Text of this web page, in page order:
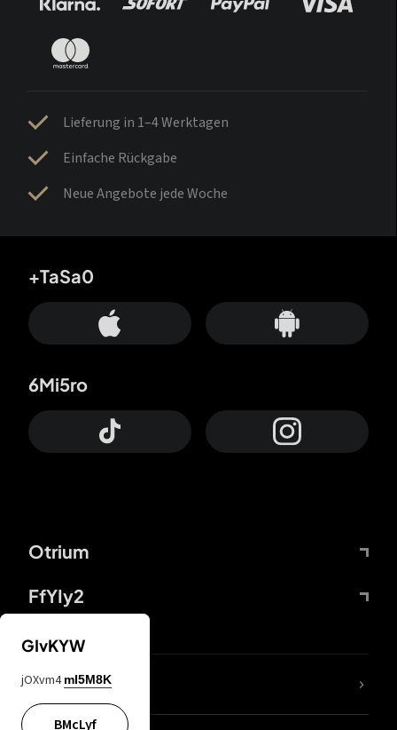
Lieferung in 1–4 Werktagen
Einfache Rückgabe
Neue Angebote jede Woche
Otrium
FfYIy2
+TaSa0
6Mi5ro
DDcvSo
GIvKYW
jOXvm4 mI5M8K
BMcLyf